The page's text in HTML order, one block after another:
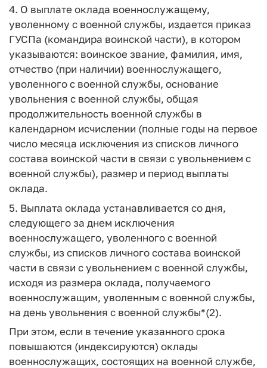
4. О выплате оклада военнослужащему,
уволенному с военной службы, издается приказ
ГУСПа (командира воинской части), в котором
указываются: воинское звание, фамилия, имя,
отчество (при наличии) военнослужащего,
уволенного с военной службы, основание
увольнения с военной службы, общая
продолжительность военной службы в
календарном исчислении (полные годы на первое
число месяца исключения из списков личного
состава воинской части в связи с увольнением с
военной службы), размер и период выплаты
оклада.
5. Выплата оклада устанавливается со дня,
следующего за днем исключения
военнослужащего, уволенного с военной
службы, из списков личного состава воинской
части в связи с увольнением с военной службы,
исходя из размера оклада, получаемого
военнослужащим, уволенным с военной службы,
на день увольнения с военной службы*(2).
При этом, если в течение указанного срока
повышаются (индексируются) оклады
военнослужащих, состоящих на военной службе,